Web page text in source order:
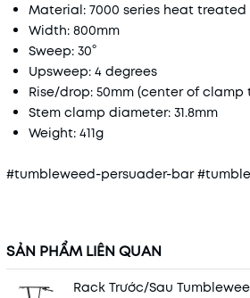
Material: 7000 series heat
Width: 800mm
Sweep: 30°
Upsweep: 4 degrees
Rise/drop: 50mm (center of
Stem clamp diameter: 31.8mm
Weight: 411g
#tumbleweed-persuader-bar
SẢN PHẨM LIÊN QUAN
Rack Trước/Sau